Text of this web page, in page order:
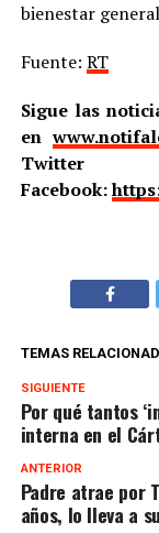
bienestar
Fuente: RT
Sigue las
en
Twitter
Facebook:
TEMAS
SIGUIENTE
Por qué tantos
interna en el
ANTERIOR
Padre atrae por
años, lo lleva a